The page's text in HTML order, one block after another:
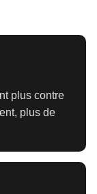
plus contre
plus de